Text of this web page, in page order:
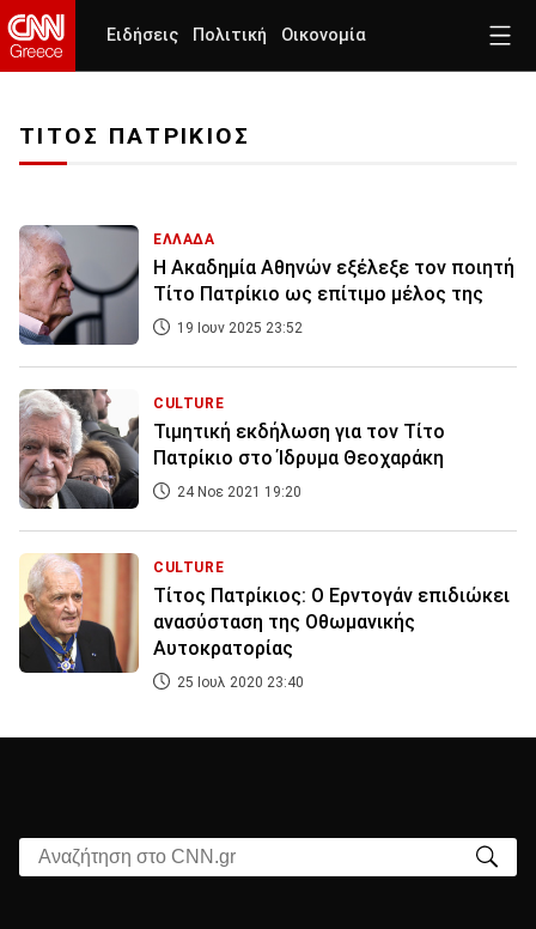
Ειδήσεις Πολιτική Οικονομία
ΤΙΤΟΣ ΠΑΤΡΙΚΙΟΣ
ΕΛΛΑΔΑ
Η Ακαδημία Αθηνών εξέλεξε τον ποιητή
Τίτο Πατρίκιο ως επίτιμο μέλος της
19 Ιουν 2025 23:52
CULTURE
Τιμητική εκδήλωση για τον Τίτο
Πατρίκιο στο Ίδρυμα Θεοχαράκη
24 Νοε 2021 19:20
CULTURE
Τίτος Πατρίκιος: Ο Ερντογάν επιδιώκει
ανασύσταση της Οθωμανικής
Αυτοκρατορίας
25 Ιουλ 2020 23:40
Αναζήτηση στο CNN.gr